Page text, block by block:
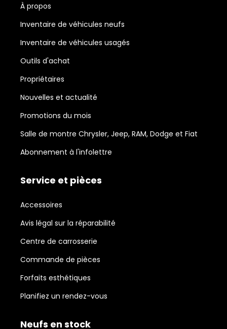
À propos
Inventaire de véhicules neufs
Inventaire de véhicules usagés
Outils d'achat
Propriétaires
Nouvelles et actualité
Promotions du mois
Salle de montre Chrysler, Jeep, RAM, Dodge et Fiat
Abonnement à l'infolettre
Service et pièces
Accessoires
Avis légal sur la réparabilité
Centre de carrosserie
Commande de pièces
Forfaits esthétiques
Planifiez un rendez-vous
Neufs en stock